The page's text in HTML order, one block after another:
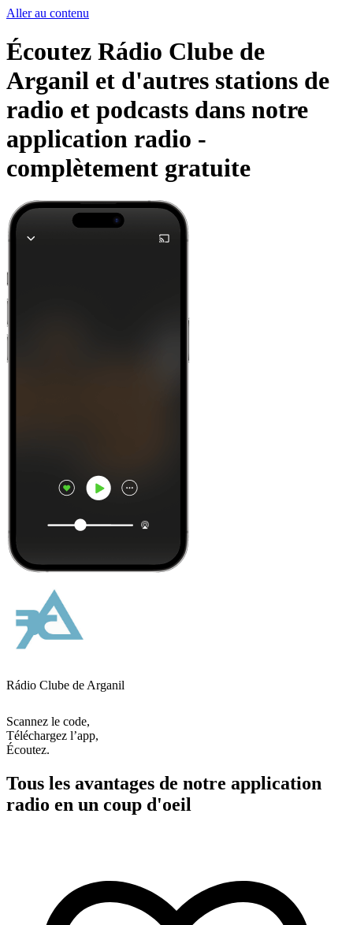
Aller au contenu
Écoutez Rádio Clube de
Arganil et d'autres stations de
radio et podcasts dans notre
application radio -
complètement gratuite
Rádio Clube de Arganil
Scannez le code,
Téléchargez l’app,
Écoutez.
Tous les avantages de notre application
radio en un coup d'oeil